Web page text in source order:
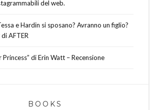
del web.
e Hardin si sposano? Avranno un figlio?
AFTER
Princess” di Erin Watt – Recensione
BOOKS